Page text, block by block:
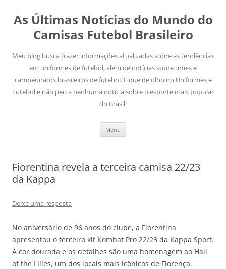
As Últimas Notícias do Mundo do
Camisas Futebol Brasileiro
Meu blog busca trazer informações atualizadas sobre as tendências
em uniformes de futebol, além de notícias sobre times e
campeonatos brasileiros de futebol. Fique de olho no Uniformes e
Futebol e não perca nenhuma notícia sobre o esporte mais popular
do Brasil!
Menu
Fiorentina revela a terceira camisa 22/23
da Kappa
Deixe uma resposta
No aniversário de 96 anos do clube, a Fiorentina
apresentou o terceiro kit Kombat Pro 22/23 da Kappa Sport.
A cor dourada e os detalhes são uma homenagem ao Hall
of the Lilies, um dos locais mais icônicos de Florença.